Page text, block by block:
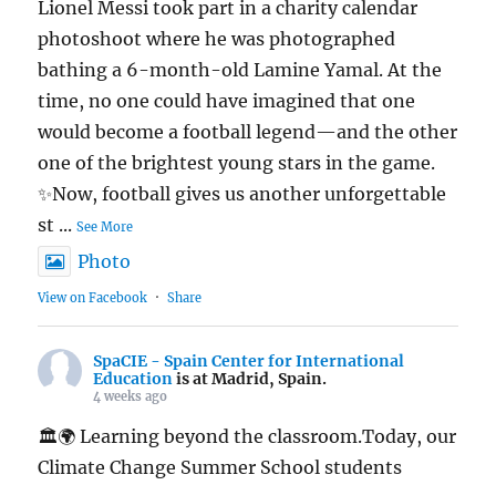
Lionel Messi took part in a charity calendar
photoshoot where he was photographed
bathing a 6-month-old Lamine Yamal. At the
time, no one could have imagined that one
would become a football legend—and the other
one of the brightest young stars in the game.
✨Now, football gives us another unforgettable
st ...See More
Photo
View on Facebook · Share
SpaCIE - Spain Center for International
Educationis at Madrid, Spain.
4 weeks ago
🏛️🌍 Learning beyond the classroom.Today, our
Climate Change Summer School students